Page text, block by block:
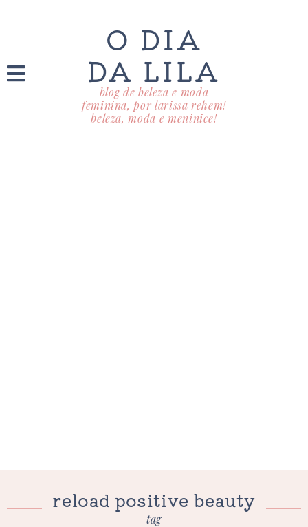
O DIA
DA LILA
blog de beleza e moda
feminina, por larissa rehem!
beleza, moda e meninice!
reload positive beauty
tag